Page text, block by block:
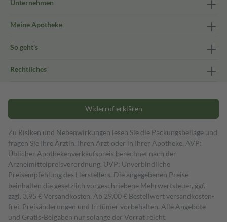
Unternehmen
Meine Apotheke
So geht's
Rechtliches
Widerruf erklären
Zu Risiken und Nebenwirkungen lesen Sie die Packungsbeilage und
fragen Sie Ihre Ärztin, Ihren Arzt oder in Ihrer Apotheke. AVP:
Üblicher Apothekenverkaufspreis berechnet nach der
Arzneimittelpreisverordnung. UVP: Unverbindliche
Preisempfehlung des Herstellers. Die angegebenen Preise
beinhalten die gesetzlich vorgeschriebene Mehrwertsteuer, ggf.
zzgl. 3,95 € Versandkosten. Ab 29,00 € Bestell­wert versand­kosten­
frei. Preisänderungen und Irrtümer vorbehalten. Alle Angebote
und Gratis-Beigaben nur solange der Vorrat reicht.